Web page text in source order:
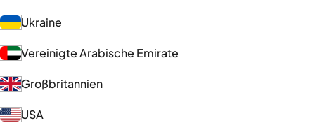
Ukraine
Vereinigte Arabische Emirate
Großbritannien
USA